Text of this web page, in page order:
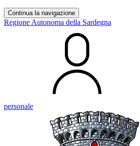
Continua la navigazione
Regione Autonoma della Sardegna
personale